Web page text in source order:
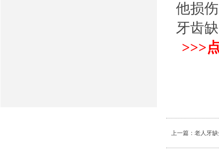
他损
牙齿
>>>
上一篇： 老人牙